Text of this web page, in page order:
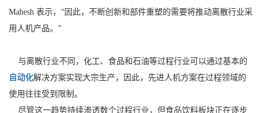
Mahesh 表示，“因此，不断创新和部件重塑的需要将推动离散行业采
用人机产品。”
与离散行业不同，化工、食品和石油等过程行业可以通过基本的
自动化解决方案实现大宗生产，因此，先进人机方案在过程领域的
使用往往受到限制。
尽管这一趋势持续渗透数个过程行业，但食品饮料板块正在逐步